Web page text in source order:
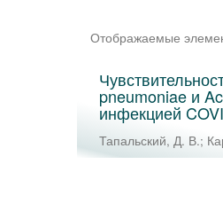
Отображаемые
pneumoniae и
инфекцией
Тапальский, Д. В.;